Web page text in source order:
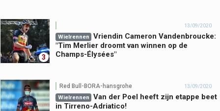
3
13/09/2020
Wielrennen
Vriendin Cameron Vandenbroucke:
"Tim Merlier droomt van winnen op de
Champs-Élysées"
Red Bull-BORA-hansgrohe 13/09/2020
Wielrennen
Van der Poel heeft zijn etappe beet
in Tirreno-Adriatico!